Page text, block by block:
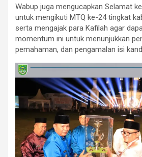
Wabup juga mengucapkan Selamat
untuk mengikuti MTQ ke-24 tingkat
serta mengajak para Kafilah agar
momentum ini untuk menunjukkan
pemahaman, dan pengamalan isi